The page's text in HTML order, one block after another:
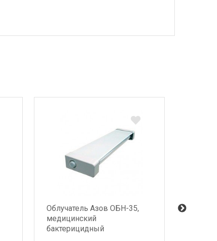
Облучатель Азов ОБН-35,
медицинский
бактерицидный